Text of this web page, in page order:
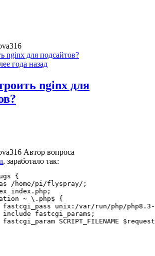
nginx для подсайтов?
года назад
nginx для
Автор вопроса
, заработало так:
{
/home/pi/flyspray/;
index.php;
~ \.php$ {
fastcgi_pass unix:/var/run/php/
include fastcgi_params;
fastcgi_param SCRIPT_FILENAME